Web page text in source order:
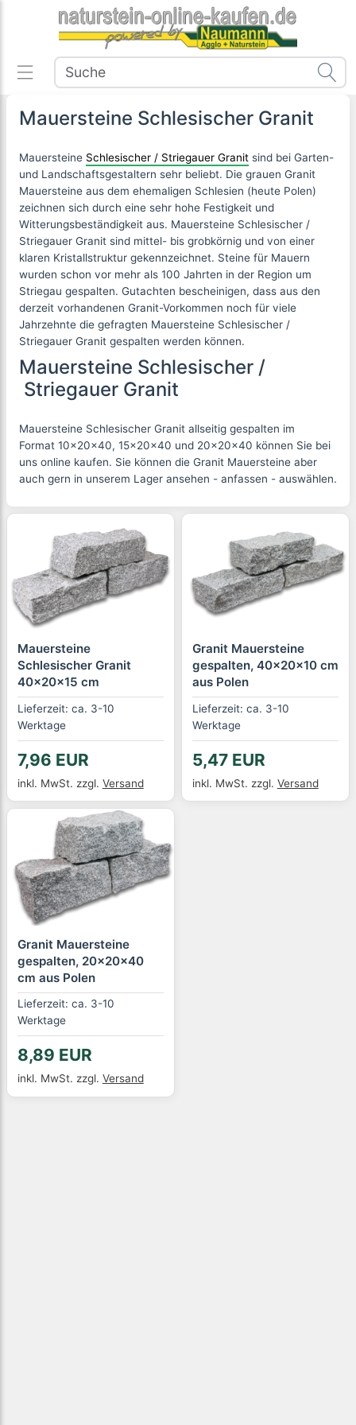
Mauersteine Schlesischer Granit
Mauersteine Schlesischer / Striegauer Granit sind bei Garten-
und Landschaftsgestaltern sehr beliebt. Die grauen Granit
Mauersteine aus dem ehemaligen Schlesien (heute Polen)
zeichnen sich durch eine sehr hohe Festigkeit und
Witterungsbeständigkeit aus. Mauersteine Schlesischer /
Striegauer Granit sind mittel- bis grobkörnig und von einer
klaren Kristallstruktur gekennzeichnet. Steine für Mauern
wurden schon vor mehr als 100 Jahrten in der Region um
Striegau gespalten. Gutachten bescheinigen, dass aus den
derzeit vorhandenen Granit-Vorkommen noch für viele
Jahrzehnte die gefragten Mauersteine Schlesischer /
Striegauer Granit gespalten werden können.
Mauersteine Schlesischer /
Striegauer Granit
Mauersteine Schlesischer Granit allseitig gespalten im
Format 10x20x40, 15x20x40 und 20x20x40 können Sie bei
uns online kaufen. Sie können die Granit Mauersteine aber
auch gern in unserem Lager ansehen - anfassen - auswählen.
Mauersteine
Schlesischer Granit
40x20x15 cm
Lieferzeit: ca. 3-10
Werktage
7,96 EUR
inkl. MwSt. zzgl. Versand
Granit Mauersteine
gespalten, 40x20x10 cm
aus Polen
Lieferzeit: ca. 3-10
Werktage
5,47 EUR
inkl. MwSt. zzgl. Versand
Granit Mauersteine
gespalten, 20x20x40
cm aus Polen
Lieferzeit: ca. 3-10
Werktage
8,89 EUR
inkl. MwSt. zzgl. Versand